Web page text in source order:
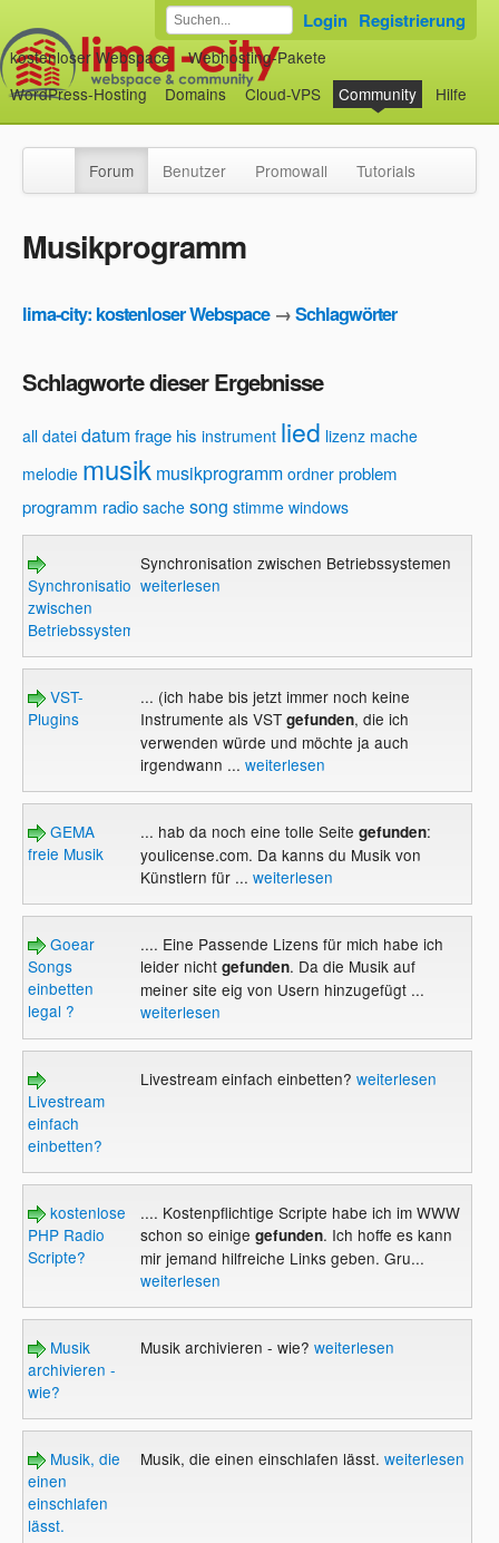
kostenloser Webspace
Webhosting-Pakete
WordPress-Hosting
Domains Cloud-VPS Community Hilfe
Login Registrierung
Forum Benutzer Promowall Tutorials
Musikprogramm
lima-city: kostenloser Webspace→Schlagwörter
Schlagworte dieser Ergebnisse
all datei datumfrage his instrument lied lizenz mache
melodie musik musikprogramm ordner problem
programm radio sache song stimme windows
Synchronisation
zwischen
Betriebssystemen
Synchronisation zwischen Betriebssystemen
weiterlesen
VST-
Plugins
... (ich habe bis jetzt immer noch keine
Instrumente als VSTgefunden, die ich
verwenden würde und möchte ja auch
irgendwann ... weiterlesen
GEMA
freie Musik
... hab da noch eine tolle Seite gefunden:
youlicense.com. Da kanns du Musik von
Künstlern für ... weiterlesen
Goear
Songs
einbetten
legal ?
.... Eine Passende Lizens für mich habe ich
leider nichtgefunden. Da die Musik auf
meiner site eig von Usern hinzugefügt ...
weiterlesen
Livestream
einfach
einbetten?
Livestream einfach einbetten? weiterlesen
kostenlose
PHP Radio
Scripte?
.... Kostenpflichtige Scripte habe ich im WWW
schon so einige gefunden. Ich hoffe es kann
mir jemand hilfreiche Links geben. Gru...
weiterlesen
Musik
archivieren -
wie?
Musik archivieren - wie? weiterlesen
Musik, die
einen
einschlafen
lässt.
Musik, die einen einschlafen lässt. weiterlesen